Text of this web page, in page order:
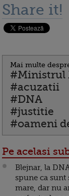
Share it!
Mai multe
#Ministrul
#acuzatii
#DNA
#justitie
#oameni
Pe acelasi
Blejnar, la
spune ca sunt
mare, dar nu